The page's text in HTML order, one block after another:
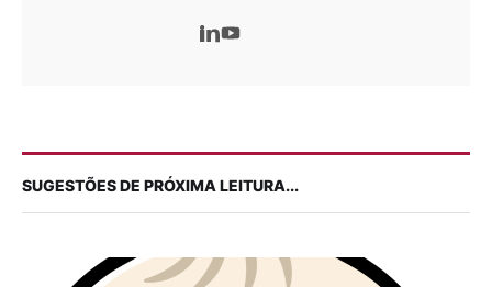
SUGESTÕES DE PRÓXIMA LEITURA...